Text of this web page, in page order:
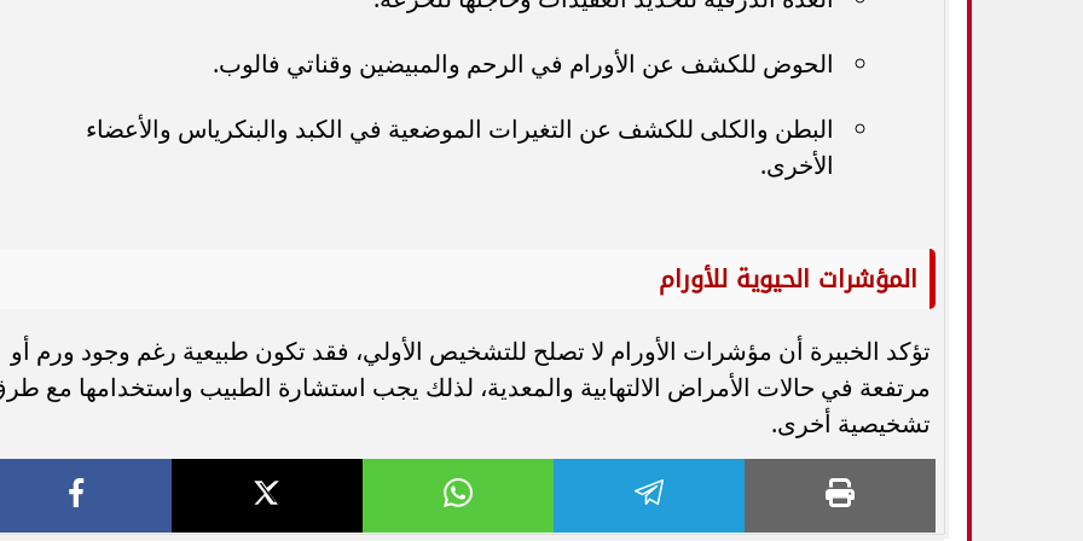
الحوض للكشف عن الأورام في الرحم والمبيضين وقناتي فالوب.
البطن والكلى للكشف عن التغيرات الموضعية في الكبد والبنكرياس والأعضاء
الأخرى.
المؤشرات الحيوية للأورام
تؤكد الخبيرة أن مؤشرات الأورام لا تصلح للتشخيص الأولي، فقد تكون طبيعية رغم وجود ورم أو
مرتفعة في حالات الأمراض الالتهابية والمعدية، لذلك يجب استشارة الطبيب واستخدامها مع
تشخيصية أخرى.